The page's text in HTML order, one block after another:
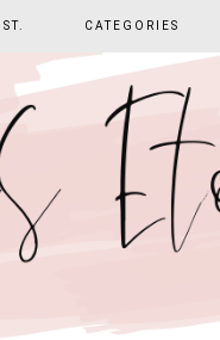
CATEGORIES